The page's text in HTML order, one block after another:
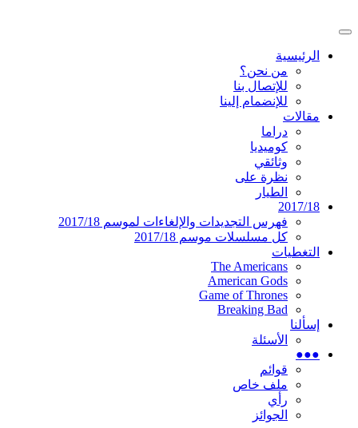
إلى
دليل التلفزيون العربي
موقع عربي متخصص في أخبار ومقالات حول
المسلسلات الأجنبية
القائمة
الرئيسيةالرئيسية
من نحن؟
للإتصال بنا
للإنضمام إلينا
مقالات
دراما
كوميديا
وثائقي
نظرة على
الطيار
2017/18
فهرس التجديدات والإلغاءات لموسم 2017/18
كل مسلسلات موسم 2017/18
التغطيات
The Americans
American Gods
Game of Thrones
Breaking Bad
إسألنا
الأسئلة
●●●
قوائم
ملف خاص
رأي
الجوائز